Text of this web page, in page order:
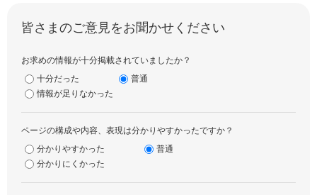
皆さまのご意見をお聞かせください
お求めの情報が十分掲載されていましたか？
十分だった
普通
情報が足りなかった
ページの構成や内容、表現は分かりやすかったですか？
分かりやすかった
普通
分かりにくかった